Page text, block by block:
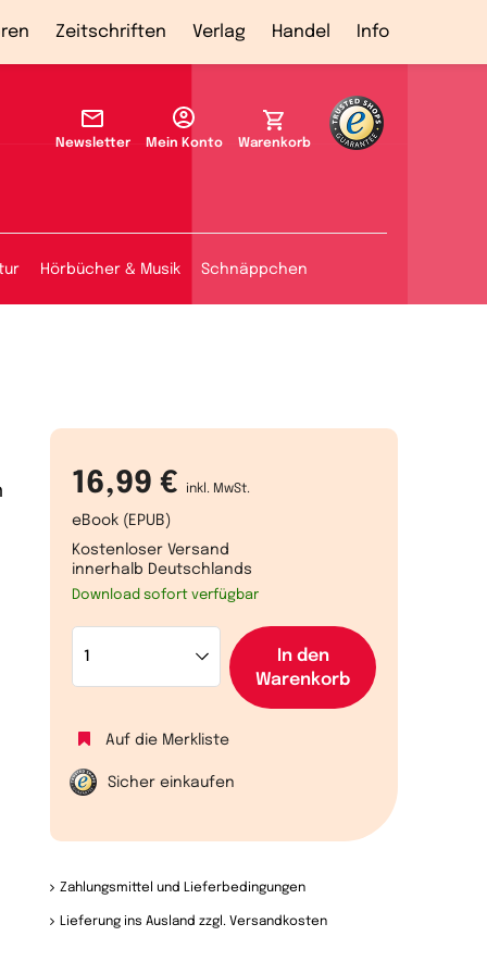
Zeitschriften Verlag Handel Info
Newsletter Mein Konto Warenkorb
Hörbücher & Musik Schnäppchen
16,99 € inkl. MwSt.
eBook (EPUB)
Kostenloser Versand
innerhalb Deutschlands
Download sofort verfügbar
In den
Warenkorb
Auf die Merkliste
Sicher einkaufen
Zahlungsmittel und Lieferbedingungen
Lieferung ins Ausland zzgl. Versandkosten